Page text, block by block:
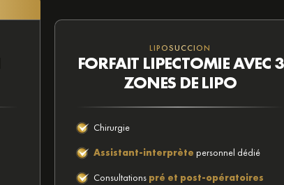
LIPOSUCCION
FORFAIT LIPECTOMIE AVEC 3
ZONES DE LIPO
Chirurgie
Assistant-interprète personnel dédié
Consultations pré et post-opératoires